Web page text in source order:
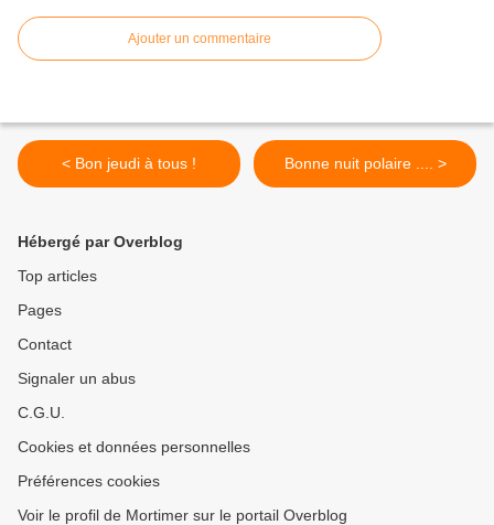
Ajouter un commentaire
< Bon jeudi à tous ! Bonne nuit polaire .... >
Hébergé par Overblog
Top articles
Pages
Contact
Signaler un abus
C.G.U.
Cookies et données personnelles
Préférences cookies
Voir le profil de Mortimer sur le portail Overblog